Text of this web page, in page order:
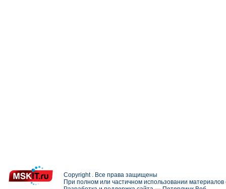
Copyright . Все права защищены
При полном или частичном использовании